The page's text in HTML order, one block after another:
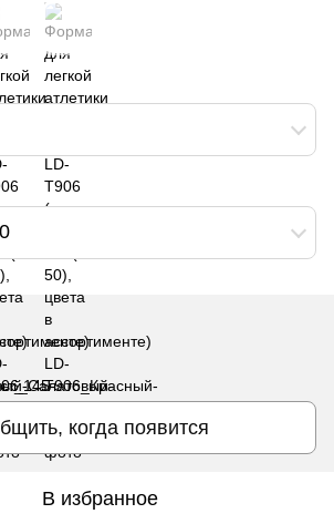
когда появится
В избранное